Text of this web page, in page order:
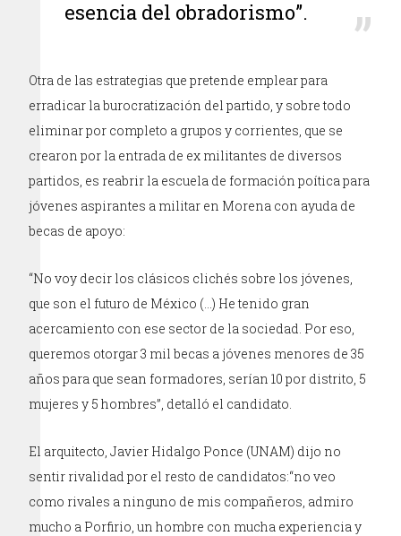
esencia del obradorismo”.
Otra de las estrategias que pretende emplear para
erradicar la burocratización del partido, y sobre todo
eliminar por completo a grupos y corrientes, que se
crearon por la entrada de ex militantes de diversos
partidos, es reabrir la escuela de formación poítica para
jóvenes aspirantes a militar en Morena con ayuda de
becas de apoyo:
“No voy decir los clásicos clichés sobre los jóvenes,
que son el futuro de México (…) He tenido gran
acercamiento con ese sector de la sociedad. Por eso,
queremos otorgar 3 mil becas a jóvenes menores de 35
años para que sean formadores, serían 10 por distrito, 5
mujeres y 5 hombres”, detalló el candidato.
El arquitecto, Javier Hidalgo Ponce (UNAM) dijo no
sentir rivalidad por el resto de candidatos:“no veo
como rivales a ninguno de mis compañeros, admiro
mucho a Porfirio, un hombre con mucha experiencia y